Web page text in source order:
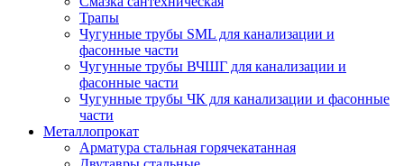
Трапы
Чугунные трубы SML для канализации и
фасонные части
Чугунные трубы ВЧШГ для канализации и
фасонные части
Чугунные трубы ЧК для канализации и фасонные
части
Металлопрокат
Арматура стальная горячекатанная